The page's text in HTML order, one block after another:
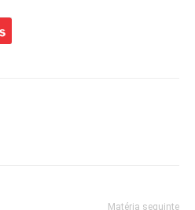
Matéria seguinte